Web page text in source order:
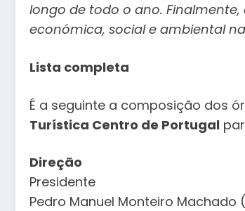
longo de todo o ano.
económica, social e ambiental
Lista completa
É a seguinte a composição dos
Turística Centro de Portugal
Direção
Presidente
Pedro Manuel Monteiro